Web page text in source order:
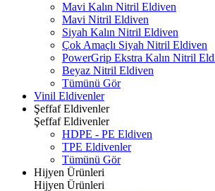
Mavi Kalın Nitril Eldiven
Mavi Nitril Eldiven
Siyah Kalın Nitril Eldiven
Çok Amaçlı Siyah Nitril Eldiven
PowerGrip Ekstra Kalın Nitril
Beyaz Nitril Eldiven
Tümünü Gör
Vinil Eldivenler
Şeffaf Eldivenler
Şeffaf Eldivenler
HDPE - PE Eldiven
TPE Eldivenler
Tümünü Gör
Hijyen Ürünleri
Hijyen Ürünleri